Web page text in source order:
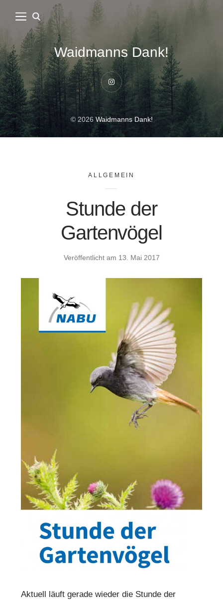
Waidmanns Dank!
Instagram
© 2026Waidmanns Dank!
ALLGEMEIN
Stunde der
Gartenvögel
Veröffentlicht am 13. Mai 2017
Aktuell läuft gerade wieder die Stunde der